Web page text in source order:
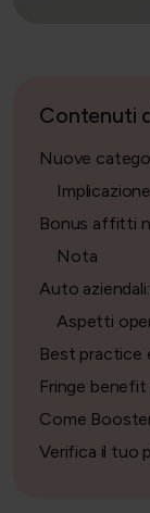
Contenuti
Nuove
Bonus affitti
Nota
Auto
Aspetti
Best practice
Fringe
Come
Verifica il tuo